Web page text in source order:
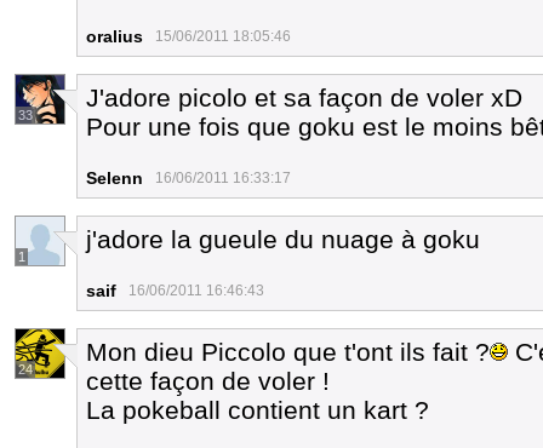
oralius 15/06/2011 18:05:46
33
J'adore picolo et sa façon de voler xD
Pour une fois que goku est le moins
Selenn 16/06/2011 16:33:17
1
j'adore la gueule du nuage à goku
saif 16/06/2011 16:46:43
24
Mon dieu Piccolo que t'ont ils fait ?
cette façon de voler !
La pokeball contient un kart ?